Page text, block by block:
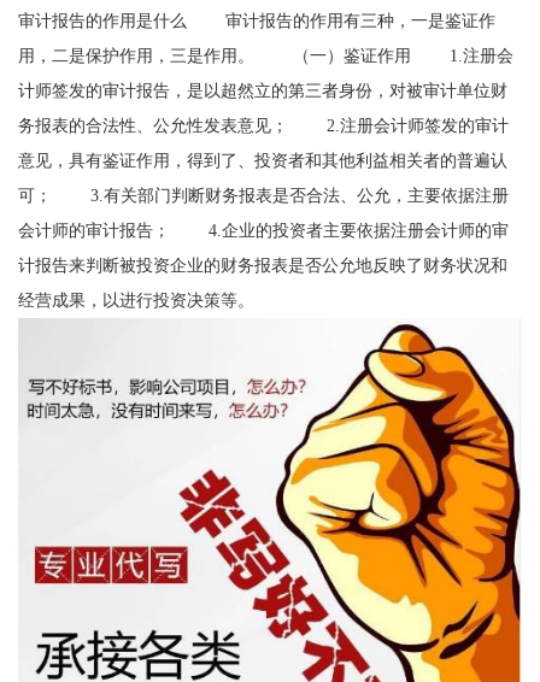
审计报告的作用是什么 审计报告的作用有三种，一是鉴证作
用，二是保护作用，三是作用。 （一）鉴证作用 1.注册会
计师签发的审计报告，是以超然立的第三者身份，对被审计单位财
务报表的合法性、公允性发表意见； 2.注册会计师签发的审计
意见，具有鉴证作用，得到了、投资者和其他利益相关者的普遍认
可； 3.有关部门判断财务报表是否合法、公允，主要依据注册
会计师的审计报告； 4.企业的投资者主要依据注册会计师的审
计报告来判断被投资企业的财务报表是否公允地反映了财务状况和
经营成果，以进行投资决策等。